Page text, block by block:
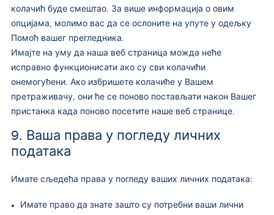
колачић буде смештао. За више информација о овим
опцијама, молимо вас да се ослоните на упуте у одељку
Помоћ вашег прегледника.
Имајте на уму да наша веб страница можда неће
исправно функционисати ако су сви колачићи
онемогућени. Ако избришете колачиће у Вашем
претраживачу, они ће се поново постављати након Вашег
пристанка када поново посетите наше веб странице.
9. Ваша права у погледу личних
података
Имате сљедећа права у погледу ваших личних података:
Имате право да знате зашто су потребни ваши лични